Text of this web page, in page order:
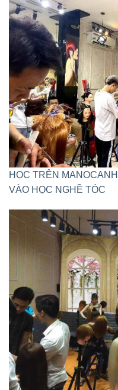
HỌC TRÊN
VÀO HỌC NGHỀ TÓC